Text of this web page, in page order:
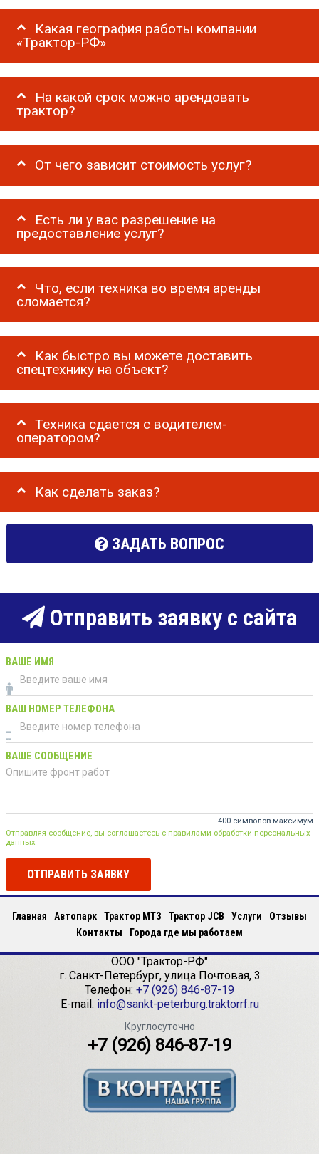
Какая география работы компании
«Трактор-РФ»
На какой срок можно арендовать
трактор?
От чего зависит стоимость услуг?
Есть ли у вас разрешение на
предоставление услуг?
Что, если техника во время аренды
сломается?
Как быстро вы можете доставить
спецтехнику на объект?
Техника сдается с водителем-
оператором?
Как сделать заказ?
ЗАДАТЬ ВОПРОС
Отправить заявку с сайта
ВАШЕ ИМЯ
ВАШ НОМЕР ТЕЛЕФОНА
ВАШЕ СООБЩЕНИЕ
400 символов максимум
Отправляя сообщение, вы соглашаетесь с правилами обработки персональных
данных
ОТПРАВИТЬ ЗАЯВКУ
Главная Автопарк Трактор МТЗ Трактор JCB Услуги
Отзывы
Контакты
Города где мы работаем
ООО "Трактор-РФ"
г. Санкт-Петербург, улица Почтовая, 3
Телефон: +7 (926) 846-87-19
E-mail: info@sankt-peterburg.traktorrf.ru
Круглосуточно
+7 (926) 846-87-19